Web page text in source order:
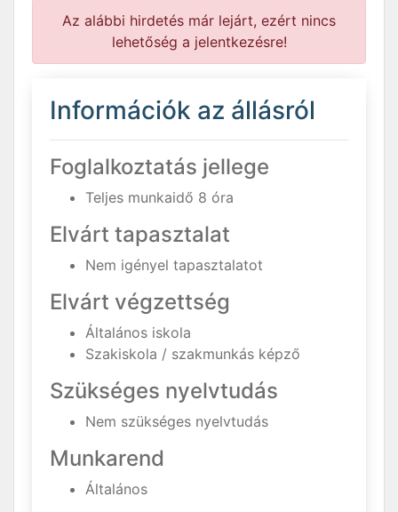
Az alábbi hirdetés már lejárt, ezért nincs
lehetőség a jelentkezésre!
Információk az állásról
Foglalkoztatás jellege
Teljes munkaidő 8 óra
Elvárt tapasztalat
Nem igényel tapasztalatot
Elvárt végzettség
Általános iskola
Szakiskola / szakmunkás képző
Szükséges nyelvtudás
Nem szükséges nyelvtudás
Munkarend
Általános